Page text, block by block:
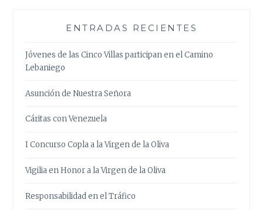
ENTRADAS RECIENTES
Jóvenes de las Cinco Villas participan en el Camino
Lebaniego
Asunción de Nuestra Señora
Cáritas con Venezuela
I Concurso Copla a la Virgen de la Oliva
Vigilia en Honor a la Virgen de la Oliva
Responsabilidad en el Tráfico